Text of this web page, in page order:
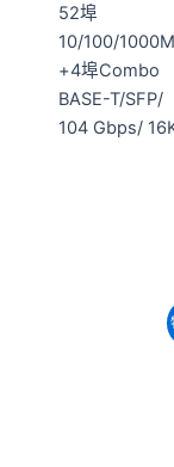
52埠
10/100/1000M
+4埠Combo
BASE-T/SFP/
104 Gbps/
前